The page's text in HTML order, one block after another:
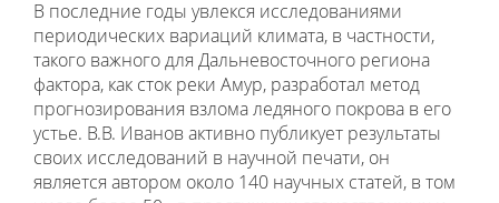
В последние годы увлекся исследованиями
периодических вариаций климата, в частности,
такого важного для Дальневосточного региона
фактора, как сток реки Амур, разработал метод
прогнозирования взлома ледяного покрова в его
устье. В.В. Иванов активно публикует результаты
своих исследований в научной печати, он
является автором около 140 научных статей, в том